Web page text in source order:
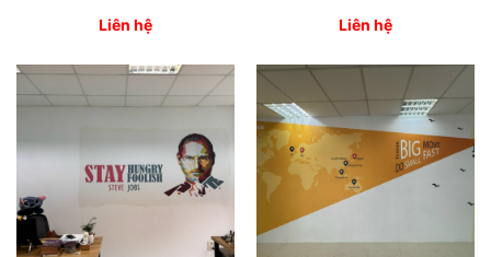
Liên hệ Liên hệ